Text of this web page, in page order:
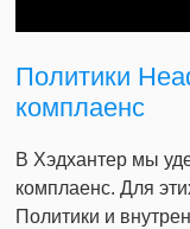
Политики
комплаенс
В Хэдхантер мы
комплаенс. Для
Политики и